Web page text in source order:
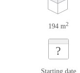
194 m2
?
Starting date